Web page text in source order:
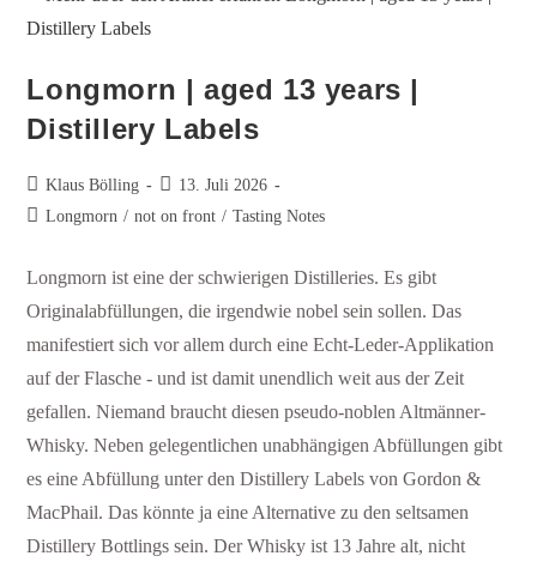
Longmorn | aged 13 years |
Distillery Labels
Klaus Bölling
13. Juli 2026
Longmorn / not on front / Tasting Notes
Longmorn ist eine der schwierigen Distilleries. Es gibt
Originalabfüllungen, die irgendwie nobel sein sollen. Das
manifestiert sich vor allem durch eine Echt-Leder-Applikation
auf der Flasche - und ist damit unendlich weit aus der Zeit
gefallen. Niemand braucht diesen pseudo-noblen Altmänner-
Whisky. Neben gelegentlichen unabhängigen Abfüllungen gibt
es eine Abfüllung unter den Distillery Labels von Gordon &
MacPhail. Das könnte ja eine Alternative zu den seltsamen
Distillery Bottlings sein. Der Whisky ist 13 Jahre alt, nicht